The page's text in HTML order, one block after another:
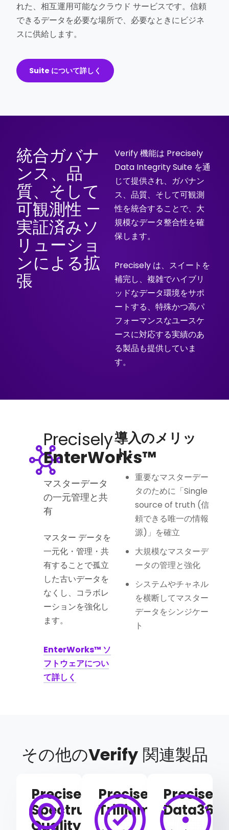
れた、相互運用可能なクラウド サービスです。信頼
できるデータを必要な場所で、必要なときにビジネ
スに供給します。
Suite について詳しく
統合ガバナ
ンス、品
質、そして
可観測性 —
実証済みソ
リューショ
ンによる拡
張
Verify 機能は Precisely
Data Integrity Suite を通
じて提供され、ガバナン
ス、品質、そして可観測
性を統合することで、大
規模なデータ整合性を確
保します。
Precisely は、スイートを
補完し、複雑でハイブリ
ッドなデータ環境をサポ
ートする、特殊かつ高パ
フォーマンスなユースケ
ースに対応する実績のあ
る製品も提供していま
す。
Precisely
EnterWorks™
マスターデータ
の一元管理と共
有
マスター データを
一元化・管理・共
有することで孤立
した古いデータを
なくし、コラボレ
ーションを強化し
ます。
EnterWorks™ ソ
フトウェアについ
て詳しく
導入のメリッ
ト:
重要なマスターデー
タのために「Single
source of truth (信
頼できる唯一の情報
源)」を確立
大規模なマスターデ
ータの管理と強化
システムやチャネル
を横断してマスター
データをシンジケー
ト
その他のVerify関連製品
Precisely
Spectrum
Quality
Precisely
Trillium
Precisely
Data360